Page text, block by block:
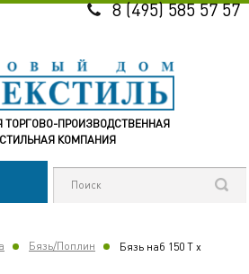
ТОРГОВО-ПРОИЗВОДСТВЕННАЯ
КОМПАНИЯ
8 (495) 585 57 57
Бязь/Поплин
Бязь наб 150 Т х